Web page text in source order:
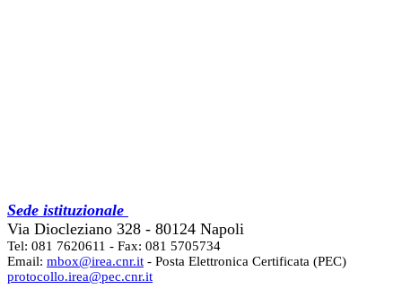
Sede istituzionale
Via Diocleziano 328 - 80124 Napoli
Tel: 081 7620611 - Fax: 081 5705734
Email: mbox@irea.cnr.it - Posta Elettronica Certificata (PEC)
protocollo.irea@pec.cnr.it